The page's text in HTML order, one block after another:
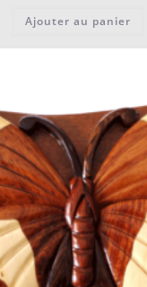
Ajouter au panier